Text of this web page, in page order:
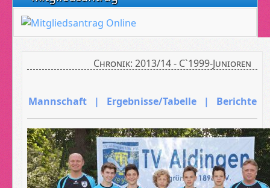
Chronik: 2013/14 - C`1999-Junioren
Mannschaft | Ergebnisse/Tabelle | Berichte